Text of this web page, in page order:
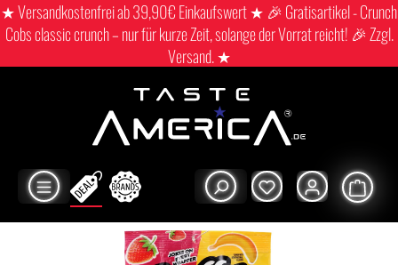
★ Versandkostenfrei ab 39,90€ Einkaufswert ★ 🎉 Gratisartikel - Crunch
Cobs classic crunch – nur für kurze Zeit, solange der Vorrat reicht! 🎉 Zzgl.
Versand. ★